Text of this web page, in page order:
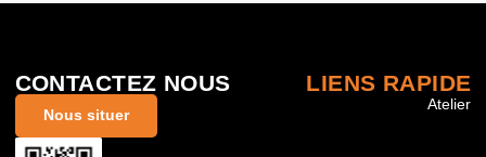
CONTACTEZ NOUS
Nous situer
LIENS RAPIDE
Atelier